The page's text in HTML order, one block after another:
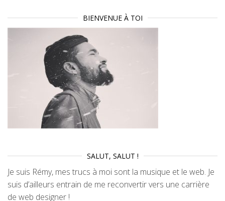
BIENVENUE À TOI
SALUT, SALUT !
Je suis Rémy, mes trucs à moi sont la musique et le web. Je
suis d’ailleurs entrain de me reconvertir vers une carrière
de web designer !